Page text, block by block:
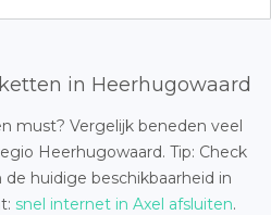
in Heerhugowaard
must? Vergelijk beneden veel
Heerhugowaard. Tip: Check
huidige beschikbaarheid in
snel internet in Axel afsluiten.